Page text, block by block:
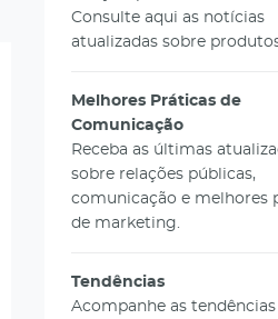
Consulte aqui as notícias
atualizadas sobre
Melhores Práticas de
Comunicação
Receba as últimas
sobre relações públicas,
comunicação e melhores
de marketing.
Tendências
Acompanhe as tendências